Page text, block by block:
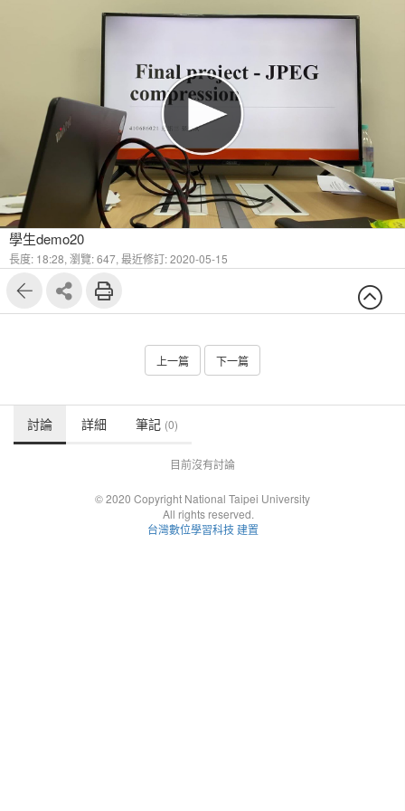
學生demo20
長度: 18:28, 瀏覽: 647, 最近修訂: 2020-05-15
上一篇 下一篇
討論 詳細 筆記 (0)
目前沒有討論
© 2020 Copyright National Taipei University
All rights reserved.
台灣數位學習科技 建置